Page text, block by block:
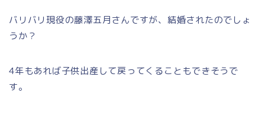
バリバリ現役の藤澤五月さんですが、結婚されたのでしょ
うか？
4年もあれば子供出産して戻ってくることもできそうで
す。